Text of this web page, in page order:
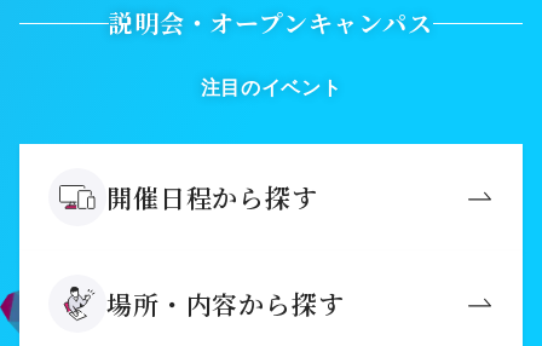
説明会・オープンキャンパス
注目のイベント
開催日程から探す
場所・内容から探す